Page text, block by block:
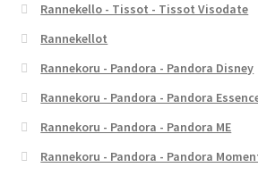
Rannekello - Tissot - Tissot Visodate
Rannekellot
Rannekoru - Pandora - Pandora Disney
Rannekoru - Pandora - Pandora
Rannekoru - Pandora - Pandora ME
Rannekoru - Pandora - Pandora